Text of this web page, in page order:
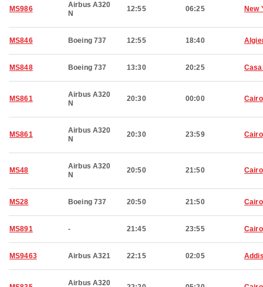
MS986
Airbus A320
N
12:55 06:25 New
MS846 Boeing 737 12:55 18:40
MS848 Boeing 737 13:30 20:25
MS861
Airbus A320
N
20:30 00:00 Cairo
MS861
Airbus A320
N
20:30 23:59 Cairo
MS48
Airbus A320
N
20:50 21:50 Cairo
MS28 Boeing 737 20:50 21:50 Cairo
MS891 - 21:45 23:55 Cairo
MS9463 Airbus A321 22:15 02:05
Airbus A320